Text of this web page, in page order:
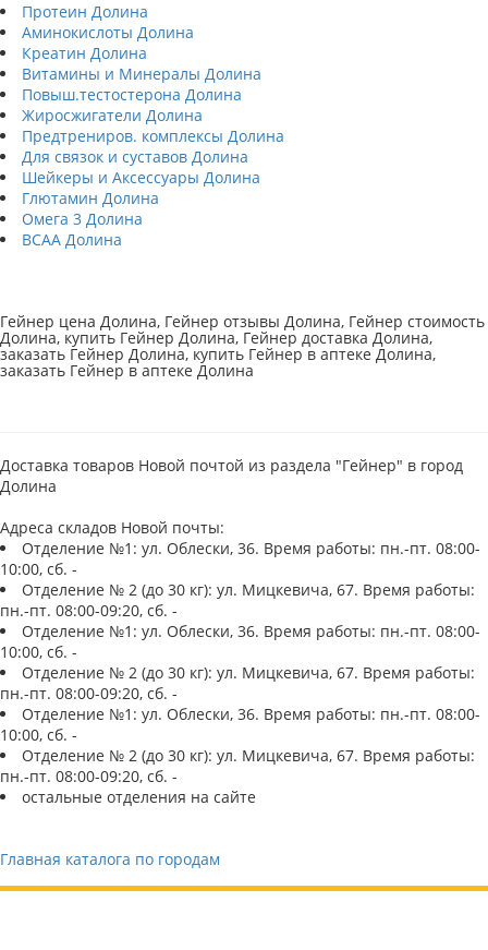
Протеин Долина
Аминокислоты Долина
Креатин Долина
Витамины и Минералы Долина
Повыш.тестостерона Долина
Жиросжигатели Долина
Предтрениров. комплексы Долина
Для связок и суставов Долина
Шейкеры и Аксессуары Долина
Глютамин Долина
Омега 3 Долина
BCAA Долина
Гейнер цена Долина, Гейнер отзывы Долина, Гейнер стоимость
Долина, купить Гейнер Долина, Гейнер доставка Долина,
заказать Гейнер Долина, купить Гейнер в аптеке Долина,
заказать Гейнер в аптеке Долина
Доставка товаров Новой почтой из раздела "Гейнер" в город
Долина
Адреса складов Новой почты:
Отделение №1: ул. Облески, 36. Время работы: пн.-пт. 08:00-
10:00, сб. -
Отделение № 2 (до 30 кг): ул. Мицкевича, 67. Время работы:
пн.-пт. 08:00-09:20, сб. -
Отделение №1: ул. Облески, 36. Время работы: пн.-пт. 08:00-
10:00, сб. -
Отделение № 2 (до 30 кг): ул. Мицкевича, 67. Время работы:
пн.-пт. 08:00-09:20, сб. -
Отделение №1: ул. Облески, 36. Время работы: пн.-пт. 08:00-
10:00, сб. -
Отделение № 2 (до 30 кг): ул. Мицкевича, 67. Время работы:
пн.-пт. 08:00-09:20, сб. -
остальные отделения на сайте
Главная каталога по городам